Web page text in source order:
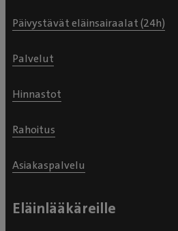
Päivystävät eläinsairaalat (24h)
Palvelut
Hinnastot
Rahoitus
Asiakaspalvelu
Eläinlääkäreille